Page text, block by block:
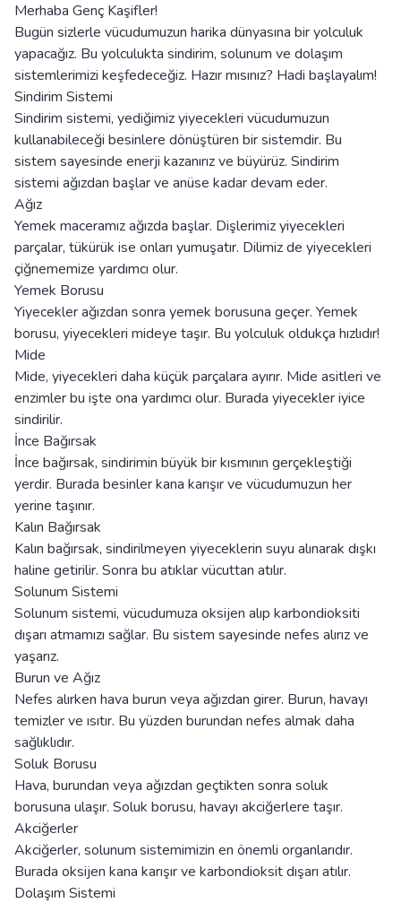
Merhaba Genç Kaşifler!
Bugün sizlerle vücudumuzun harika dünyasına bir yolculuk
yapacağız. Bu yolculukta sindirim, solunum ve dolaşım
sistemlerimizi keşfedeceğiz. Hazır mısınız? Hadi başlayalım!
Sindirim Sistemi
Sindirim sistemi, yediğimiz yiyecekleri vücudumuzun
kullanabileceği besinlere dönüştüren bir sistemdir. Bu
sistem sayesinde enerji kazanırız ve büyürüz. Sindirim
sistemi ağızdan başlar ve anüse kadar devam eder.
Ağız
Yemek maceramız ağızda başlar. Dişlerimiz yiyecekleri
parçalar, tükürük ise onları yumuşatır. Dilimiz de yiyecekleri
çiğnememize yardımcı olur.
Yemek Borusu
Yiyecekler ağızdan sonra yemek borusuna geçer. Yemek
borusu, yiyecekleri mideye taşır. Bu yolculuk oldukça hızlıdır!
Mide
Mide, yiyecekleri daha küçük parçalara ayırır. Mide asitleri ve
enzimler bu işte ona yardımcı olur. Burada yiyecekler iyice
sindirilir.
İnce Bağırsak
İnce bağırsak, sindirimin büyük bir kısmının gerçekleştiği
yerdir. Burada besinler kana karışır ve vücudumuzun her
yerine taşınır.
Kalın Bağırsak
Kalın bağırsak, sindirilmeyen yiyeceklerin suyu alınarak dışkı
haline getirilir. Sonra bu atıklar vücuttan atılır.
Solunum Sistemi
Solunum sistemi, vücudumuza oksijen alıp karbondioksiti
dışarı atmamızı sağlar. Bu sistem sayesinde nefes alırız ve
yaşarız.
Burun ve Ağız
Nefes alırken hava burun veya ağızdan girer. Burun, havayı
temizler ve ısıtır. Bu yüzden burundan nefes almak daha
sağlıklıdır.
Soluk Borusu
Hava, burundan veya ağızdan geçtikten sonra soluk
borusuna ulaşır. Soluk borusu, havayı akciğerlere taşır.
Akciğerler
Akciğerler, solunum sistemimizin en önemli organlarıdır.
Burada oksijen kana karışır ve karbondioksit dışarı atılır.
Dolaşım Sistemi